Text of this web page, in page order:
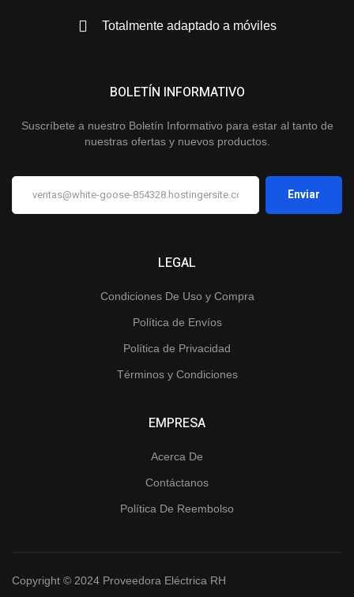
Totalmente adaptado a móviles
LEGAL
Condiciones De Uso y Compra
Política de Envíos
Política de Privacidad
Términos y Condiciones
EMPRESA
Acerca De
Contáctanos
Política De Reembolso
BOLETÍN INFORMATIVO
Suscríbete a nuestro Boletín Informativo para estar al tanto de
nuestras ofertas y nuevos productos.
Copyright © 2024 Proveedora Eléctrica RH